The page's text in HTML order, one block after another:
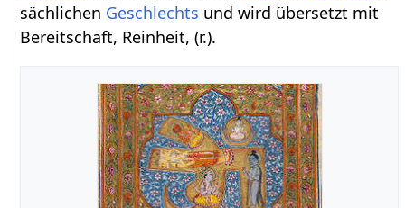
sächlichen Geschlechts und wird übersetzt mit
Bereitschaft, Reinheit, (r.).